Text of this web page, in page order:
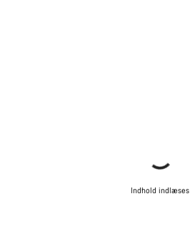
Indhold indlæses